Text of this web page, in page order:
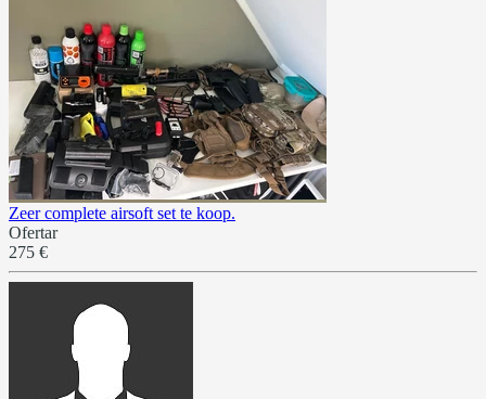
Zeer complete airsoft set te koop.
Ofertar
275 €